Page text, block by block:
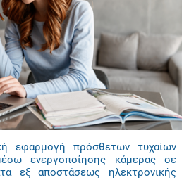
εφαρμογή πρόσθετων τυχαίων
ενεργοποίησης κάμερας σε
εξ αποστάσεως ηλεκτρονικής